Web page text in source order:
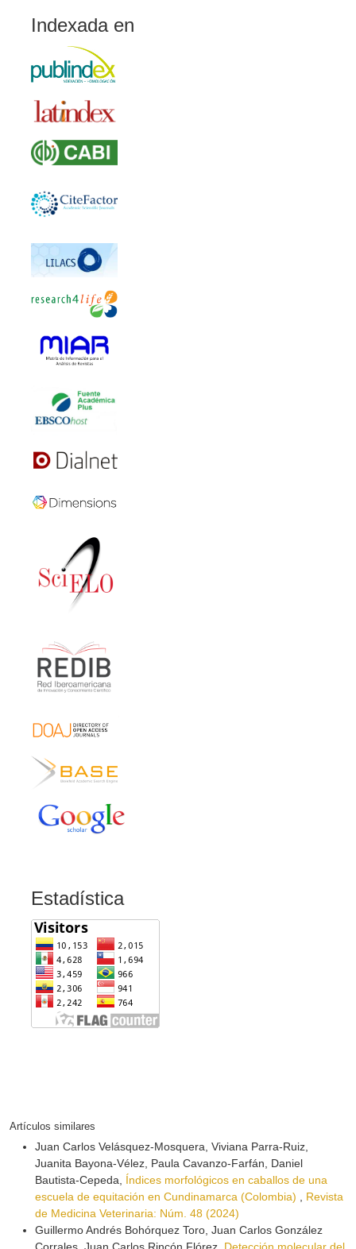
Indexada en
Estadística
Artículos similares
Juan Carlos Velásquez-Mosquera, Viviana Parra-Ruiz,
Juanita Bayona-Vélez, Paula Cavanzo-Farfán, Daniel
Bautista-Cepeda, Índices morfológicos en caballos de una
escuela de equitación en Cundinamarca (Colombia)
Revista
de Medicina Veterinaria: Núm. 48 (2024)
Guillermo Andrés Bohórquez Toro, Juan Carlos González
Corrales, Juan Carlos Rincón Flórez, Detección molecular del